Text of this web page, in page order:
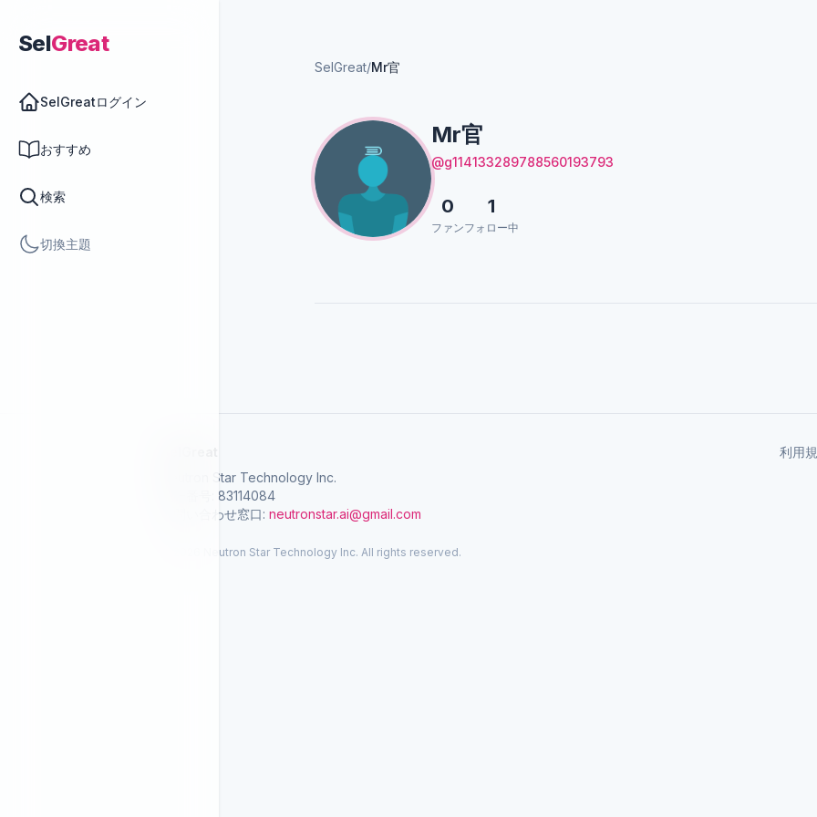
SelGreat
SelGreatログイン
おすすめ
検索
切換主題
SelGreat/Mr官
Mr官
@g114133289788560193793
0
ファン
1
フォロー中
Neutron Star Technology Inc.
統一番号: 83114084
お問い合わせ窓口: neutronstar.ai@gmail.com
利用
© 2026 Neutron Star Technology Inc. All rights reserved.